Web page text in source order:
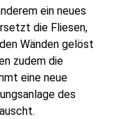
ein neues
die Fliesen,
Wänden gelöst
zudem die
eine neue
des